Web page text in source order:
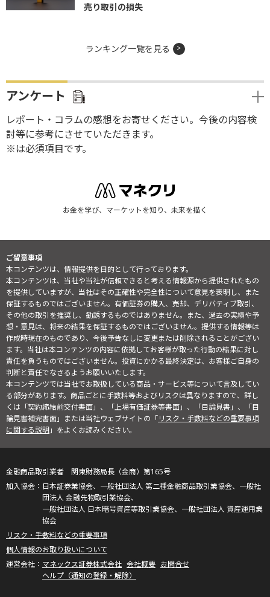
売り取引の損失
ランキング一覧を見る
アンケート
レポート・コラムの感想をお寄せください。今後の内容検
討等に参考にさせていただきます。
※は必須項目です。
お金を学び、マーケットを知り、未来を描く
ご留意事項
本コンテンツは、情報提供を目的として行っております。
本コンテンツは、当社や当社が信頼できると考える情報源から提供されたもの
を提供していますが、当社はその正確性や完全性について意見を表明し、また
保証するものではございません。有価証券の購入、売却、デリバティブ取引、
その他の取引を推奨し、勧誘するものではありません。また、過去の実績や予
想・意見は、将来の結果を保証するものではございません。提供する情報等は
作成時現在のものであり、今後予告なしに変更または削除されることがござい
ます。当社は本コンテンツの内容に依拠してお客様が取った行動の結果に対し
責任を負うものではございません。投資にかかる最終決定は、お客様ご自身の
判断と責任でなさるようお願いいたします。
本コンテンツでは当社でお取扱している商品・サービス等について言及してい
る部分があります。商品ごとに手数料等およびリスクは異なりますので、詳し
くは「契約締結前交付書面」、「上場有価証券等書面」、「目論見書」、「目
論見書補完書面」または当社ウェブサイトの「リスク・手数料などの重要事項
に関する説明」をよくお読みください。
金融商品取引業者 関東財務局長（金商）第165号
日本証券業協会、一般社団法人 第二種金融商品取引業協会、一般社
団法人 金融先物取引業協会、
一般社団法人 日本暗号資産等取引業協会、一般社団法人 資産運用業
協会
リスク・手数料などの重要事項
個人情報のお取り扱いについて
マネックス証券株式会社 会社概要 お問合せ
ヘルプ（通知の登録・解除）